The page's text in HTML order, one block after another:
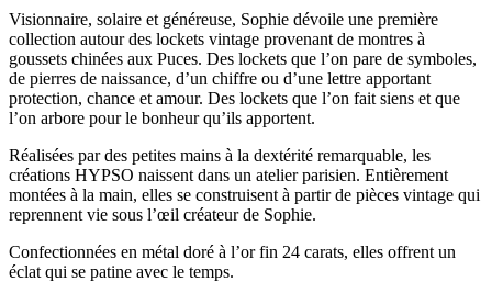
Visionnaire, solaire et généreuse, Sophie dévoile une première
collection autour des lockets vintage provenant de montres à
goussets chinées aux Puces. Des lockets que l’on pare de symboles,
de pierres de naissance, d’un chiffre ou d’une lettre apportant
protection, chance et amour. Des lockets que l’on fait siens et que
l’on arbore pour le bonheur qu’ils apportent.
Réalisées par des petites mains à la dextérité remarquable, les
créations HYPSO naissent dans un atelier parisien. Entièrement
montées à la main, elles se construisent à partir de pièces vintage qui
reprennent vie sous l’œil créateur de Sophie.
Confectionnées en métal doré à l’or fin 24 carats, elles offrent un
éclat qui se patine avec le temps.